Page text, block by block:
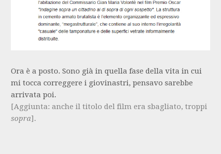
Ora è a posto. Sono già in quella fase della vita in cui
mi tocca correggere i giovinastri, pensavo sarebbe
arrivata poi.
[Aggiunta: anche il titolo del film era sbagliato, troppi
sopra].